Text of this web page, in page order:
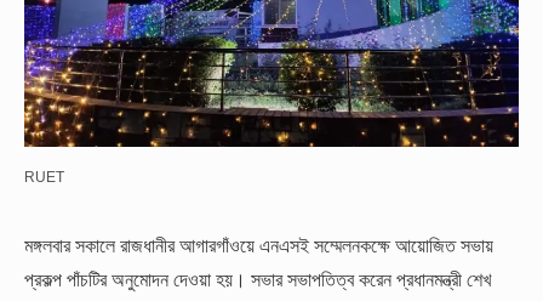
RUET
মঙ্গলবার সকালে রাজধানীর আগারগাঁওয়ে এনএসই সম্মেলনকক্ষে আয়োজিত সভায়
প্রকল্প পাঁচটির অনুমোদন দেওয়া হয়। সভার সভাপতিত্ব করেন প্রধানমন্ত্রী শেখ